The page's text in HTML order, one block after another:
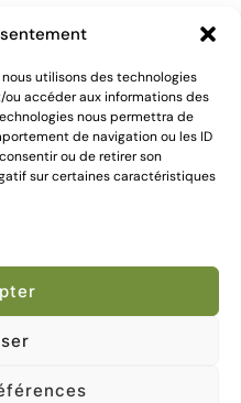
utilisons des technologies
accéder aux informations des
nous permettra de
de navigation ou les ID
ou de retirer son
sur certaines caractéristiques